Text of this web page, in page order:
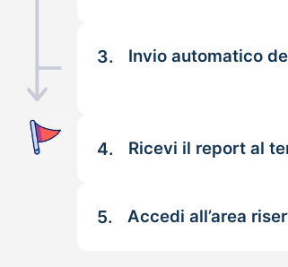
3. Invio automatico
4. Ricevi il report al
5. Accedi all’area